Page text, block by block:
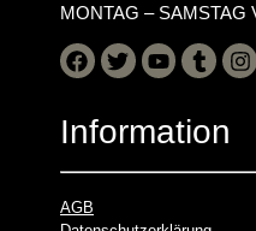
MONTAG – SAMSTAG
Information
AGB